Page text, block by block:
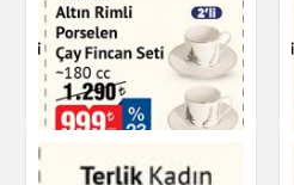
Gözleme
Hazır Yemekler